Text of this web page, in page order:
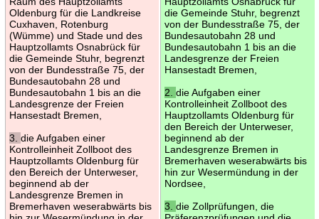
Oldenburg für die Landkreise
Cuxhaven, Rotenburg
(Wümme) und Stade und des
Hauptzollamts Osnabrück für
die Gemeinde Stuhr, begrenzt
von der Bundesstraße 75, der
Bundesautobahn 28 und
Bundesautobahn 1 bis an die
Landesgrenze der Freien
Hansestadt Bremen,
3. die Aufgaben einer
Kontrolleinheit Zollboot des
Hauptzollamts Oldenburg für
den Bereich der Unterweser,
beginnend ab der
Landesgrenze Bremen in
Bremerhaven weserabwärts bis
die Gemeinde Stuhr, begrenzt
von der Bundesstraße 75, der
Bundesautobahn 28 und
Bundesautobahn 1 bis an die
Landesgrenze der Freien
Hansestadt Bremen,
2. die Aufgaben einer
Kontrolleinheit Zollboot des
Hauptzollamts Oldenburg für
den Bereich der Unterweser,
beginnend ab der
Landesgrenze Bremen in
Bremerhaven weserabwärts bis
hin zur Wesermündung in der
Nordsee,
3. die Zollprüfungen, die